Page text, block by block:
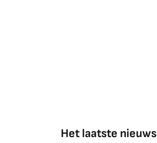
Het laatste nieuws